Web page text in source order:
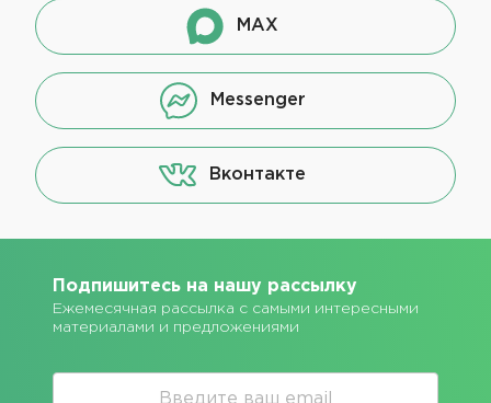
MAX
Messenger
Вконтакте
Подпишитесь на нашу рассылку
Ежемесячная рассылка с самыми интересными
материалами и предложениями